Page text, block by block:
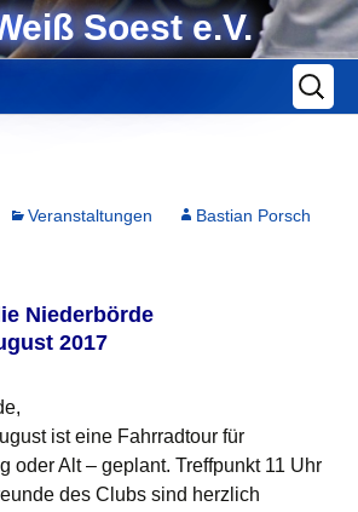
Soest e.V.
nach:
Veranstaltungen Bastian Porsch
Niederbörde
2017
ist eine Fahrradtour für
oder Alt – geplant. Treffpunkt 11 Uhr
des Clubs sind herzlich